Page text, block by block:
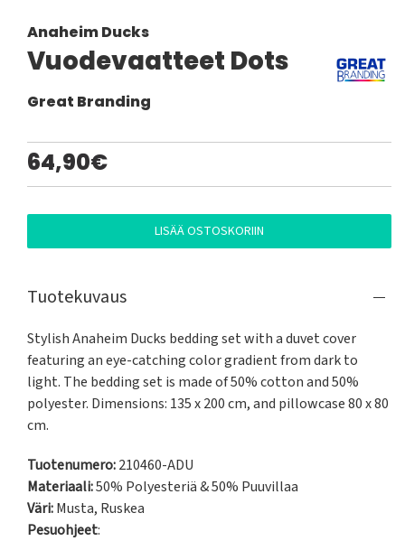
Anaheim Ducks
Vuodevaatteet Dots
Great Branding
64,90€
LISÄÄ OSTOSKORIIN
Tuotekuvaus
Stylish Anaheim Ducks bedding set with a duvet cover
featuring an eye-catching color gradient from dark to
light. The bedding set is made of 50% cotton and 50%
polyester. Dimensions: 135 x 200 cm, and pillowcase 80 x 80
cm.
Tuotenumero:210460-ADU
Materiaali:50% Polyesteriä & 50% Puuvillaa
Väri:Musta, Ruskea
Pesuohjeet: